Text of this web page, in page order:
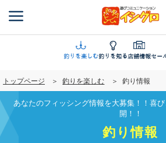
ン
に
移
動
釣りを楽しむ釣りを知る店舗情報セー
トップページ 釣りを楽しむ 釣り情報
あなたのフィッシング情報を大募集！！喜
開！！
釣り情報